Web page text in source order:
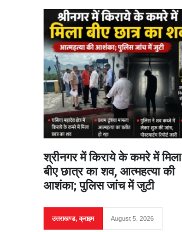
श्रीनगर में किराये के कमरे में मिला
बीए छात्र का शव, आत्महत्या की
आशंका; पुलिस जांच में जुटी
उत्तराखण्ड,क्राइम August 5, 2026